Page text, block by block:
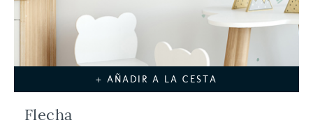
+ AÑADIR A LA CESTA
Flecha